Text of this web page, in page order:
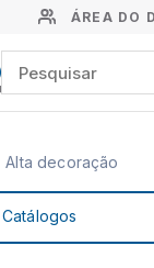
ÁREA DO
Alta decoração
Catálogos